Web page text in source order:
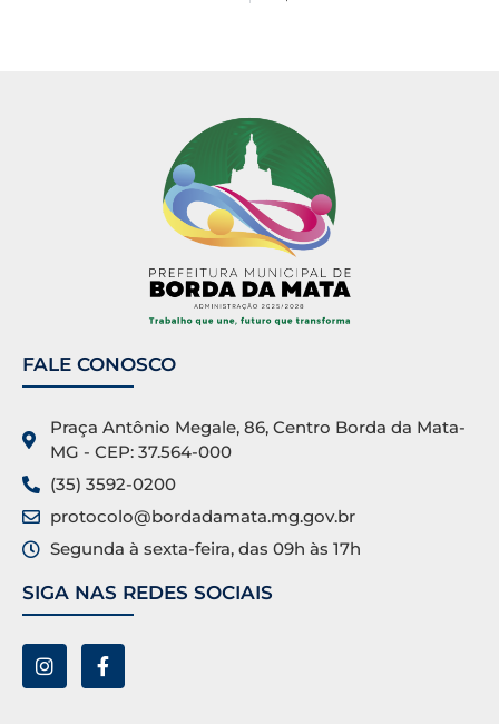
FALE CONOSCO
Praça Antônio Megale, 86, Centro Borda da Mata-
MG - CEP: 37.564-000
(35) 3592-0200
protocolo@bordadamata.mg.gov.br
Segunda à sexta-feira, das 09h às 17h
SIGA NAS REDES SOCIAIS